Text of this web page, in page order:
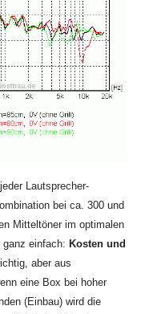
Lautsprecher-
bei ca. 300 und
Mitteltöner im optimalen
einfach: Kosten und
aber aus
eine Box bei hoher
(Einbau) wird die